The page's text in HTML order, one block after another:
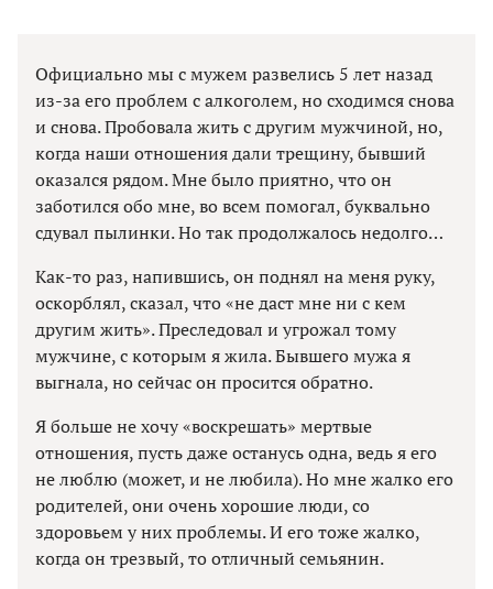
Официально мы с мужем развелись 5 лет назад
из-за его проблем с алкоголем, но сходимся снова
и снова. Пробовала жить с другим мужчиной, но,
когда наши отношения дали трещину, бывший
оказался рядом. Мне было приятно, что он
заботился обо мне, во всем помогал, буквально
сдувал пылинки. Но так продолжалось недолго…
Как-то раз, напившись, он поднял на меня руку,
оскорблял, сказал, что «не даст мне ни с кем
другим жить». Преследовал и угрожал тому
мужчине, с которым я жила. Бывшего мужа я
выгнала, но сейчас он просится обратно.
Я больше не хочу «воскрешать» мертвые
отношения, пусть даже останусь одна, ведь я его
не люблю (может, и не любила). Но мне жалко его
родителей, они очень хорошие люди, со
здоровьем у них проблемы. И его тоже жалко,
когда он трезвый, то отличный семьянин.